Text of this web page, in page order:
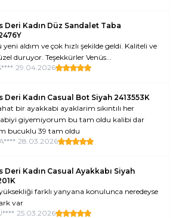
Deri Kadın Düz Sandalet Taba
aldım ve çok hızlı şekilde geldi. Kaliteli ve
duruyor. Teşekkürler Venüs...
29.04.2026
Deri Kadın Casual Bot Siyah 2413553K
bir ayakkabi ayaklarim sıkıntılı her
giyemiyorum bu tam oldu kalibi dar
bucuklu 39 tam oldu
28.03.2026
Deri Kadın Casual Ayakkabı Siyah
farklı yanyana konulunca neredeyse
var
25.03.2026